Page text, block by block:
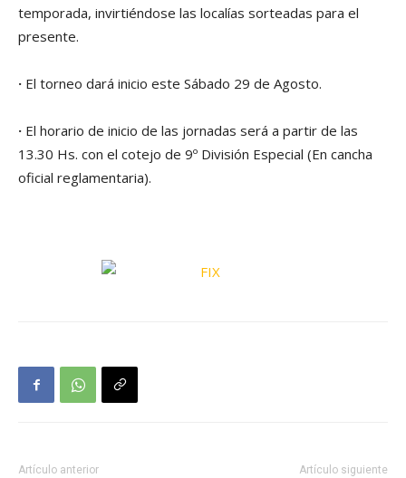
temporada, invirtiéndose las localías sorteadas para el
presente.
· El torneo dará inicio este Sábado 29 de Agosto.
· El horario de inicio de las jornadas será a partir de las
13.30 Hs. con el cotejo de 9º División Especial (En cancha
oficial reglamentaria).
Artículo anterior Artículo siguiente